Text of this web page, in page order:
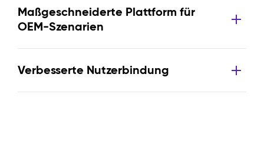
Maßgeschneiderte Plattform für
OEM-Szenarien
Verbesserte Nutzerbindung